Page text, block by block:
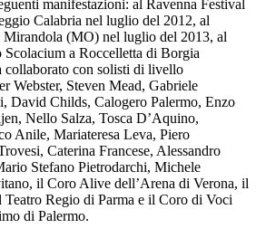
manifestazioni: al Ravenna Festival
Calabria nel luglio del 2012, al
Mirandola (MO) nel luglio del 2013, al
a Roccelletta di Borgia
collaborato con solisti di livello
Webster, Steven Mead, Gabriele
David Childs, Calogero Palermo, Enzo
Nello Salza, Tosca D’Aquino,
Anile, Mariateresa Leva, Piero
Caterina Francese, Alessandro
Stefano Pietrodarchi, Michele
il Coro Alive dell’Arena di Verona, il
Regio di Parma e il Coro di Voci
di Palermo.